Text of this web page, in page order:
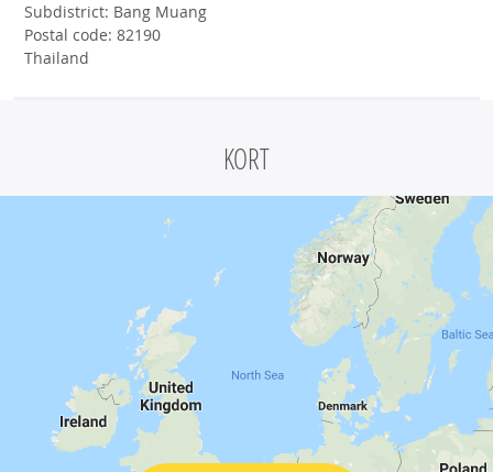
Subdistrict: Bang Muang
Postal code: 82190
Thailand
KORT